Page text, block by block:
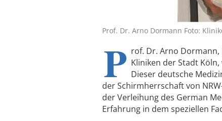
Prof. Dr. Arno Dormann Foto:
P rof. Dr. Arno
Kliniken der Stadt
Dieser deutsche
der Schirmherrschaft von
der Verleihung des German
Erfahrung in dem speziellen